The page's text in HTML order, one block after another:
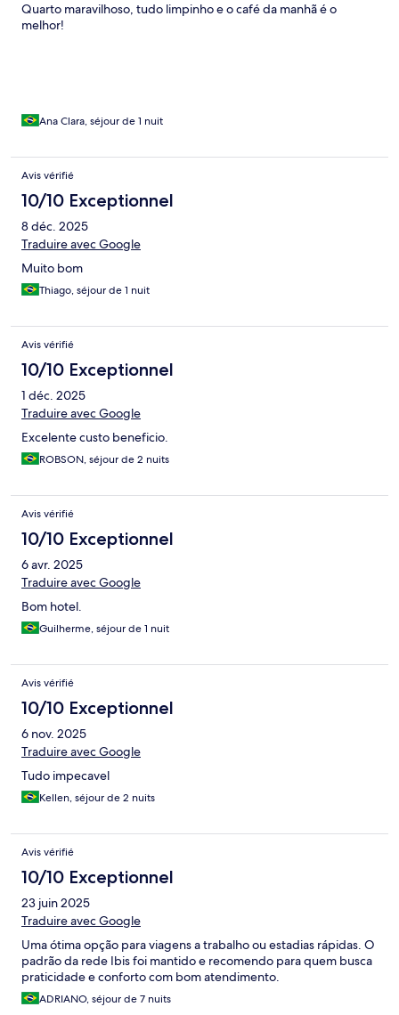
Quarto maravilhoso, tudo limpinho e o café da manhã é o
melhor!
Ana Clara, séjour de 1 nuit
Avis vérifié
10/10 Exceptionnel
8 déc. 2025
Traduire avec Google
Muito bom
Thiago, séjour de 1 nuit
Avis vérifié
10/10 Exceptionnel
1 déc. 2025
Traduire avec Google
Excelente custo beneficio.
ROBSON, séjour de 2 nuits
Avis vérifié
10/10 Exceptionnel
6 avr. 2025
Traduire avec Google
Bom hotel.
Guilherme, séjour de 1 nuit
Avis vérifié
10/10 Exceptionnel
6 nov. 2025
Traduire avec Google
Tudo impecavel
Kellen, séjour de 2 nuits
Avis vérifié
10/10 Exceptionnel
23 juin 2025
Traduire avec Google
Uma ótima opção para viagens a trabalho ou estadias rápidas. O
padrão da rede Ibis foi mantido e recomendo para quem busca
praticidade e conforto com bom atendimento.
ADRIANO, séjour de 7 nuits